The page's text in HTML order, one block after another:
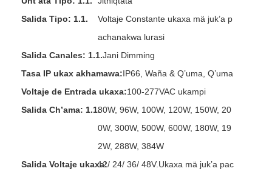
Salida Tipo: 1.1.
Voltaje Constante ukaxa mä juk’a p
achanakwa lurasi
Salida Canales: 1.1.Jani Dimming
Tasa IP ukax akhamawa:IP66, Waña & Q’uma, Q’uma
Voltaje de Entrada ukaxa:100-277VAC ukampi
Salida Ch’ama: 1.1.80W, 96W, 100W, 120W, 150W, 20
0W, 300W, 500W, 600W, 180W, 19
2W, 288W, 384W
Salida Voltaje ukaxa:12/ 24/ 36/ 48V.Ukaxa mä juk’a pac